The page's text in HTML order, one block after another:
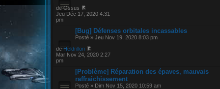
de Ossus
Jeu Déc 17, 2020 4:31
pm
[Bug] Défenses orbitales incassables
Posté » Jeu Nov 19, 2020 8:03 pm
deHeldrillon
Mar Nov 24, 2020 2:27
pm
[Problème] Réparation des épaves, mauvais
raffraichissement
Posté » Dim Nov 15, 2020 10:59 am